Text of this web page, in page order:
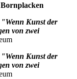
"Wenn Kunst der
von zwei
"Wenn Kunst der
von zwei